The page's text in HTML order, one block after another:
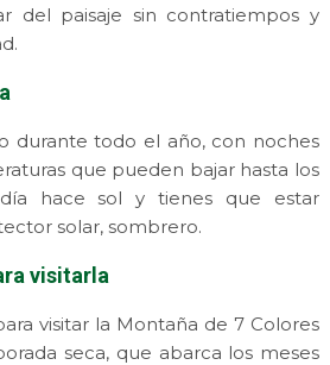
del paisaje sin contratiempos y
durante todo el año, con noches
que pueden bajar hasta los
hace sol y tienes que estar
solar, sombrero.
visitarla
visitar la Montaña de 7 Colores
seca, que abarca los meses